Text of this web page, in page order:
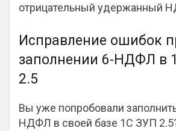
отрицательный удержанный
Исправление ошибок
заполнении 6-НДФЛ в
2.5
Вы уже попробовали
НДФЛ в своей базе 1С ЗУП